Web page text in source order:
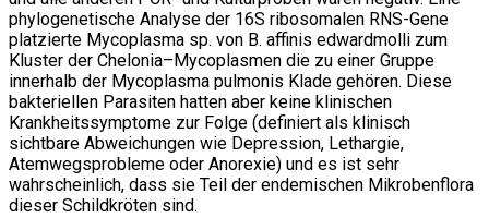
phylogenetische Analyse der 16S ribosomalen RNS-Gene
platzierte Mycoplasma sp. von B. affinis edwardmolli zum
Kluster der Chelonia–Mycoplasmen die zu einer Gruppe
innerhalb der Mycoplasma pulmonis Klade gehören. Diese
bakteriellen Parasiten hatten aber keine klinischen
Krankheitssymptome zur Folge (definiert als klinisch
sichtbare Abweichungen wie Depression, Lethargie,
Atemwegsprobleme oder Anorexie) und es ist sehr
wahrscheinlich, dass sie Teil der endemischen Mikrobenflora
dieser Schildkröten sind.